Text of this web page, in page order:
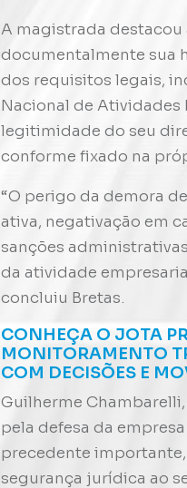
A magistrada
documentalmente sua
dos requisitos legais,
Nacional de Atividades
legitimidade do seu
conforme fixado na
“O perigo da demora
ativa, negativação em
sanções
da atividade
concluiu Bretas.
CONHEÇA O JOTA
MONITORAMENTO
COM DECISÕES E
Guilherme
pela defesa da
precedente
segurança jurídica ao